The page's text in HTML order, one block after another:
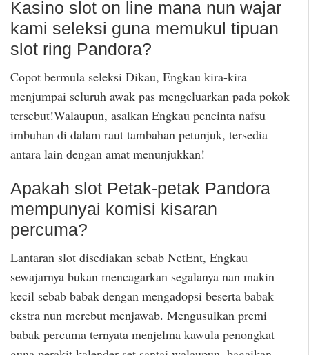
Kasino slot on line mana nun wajar
kami seleksi guna memukul tipuan
slot ring Pandora?
Copot bermula seleksi Dikau, Engkau kira-kira
menjumpai seluruh awak pas mengeluarkan pada pokok
tersebut!Walaupun, asalkan Engkau pencinta nafsu
imbuhan di dalam raut tambahan petunjuk, tersedia
antara lain dengan amat menunjukkan!
Apakah slot Petak-petak Pandora
mempunyai komisi kisaran
percuma?
Lantaran slot disediakan sebab NetEnt, Engkau
sewajarnya bukan mencagarkan segalanya nan makin
kecil sebab babak dengan mengadopsi beserta babak
ekstra nun merebut menjawab. Mengusulkan premi
babak percuma ternyata menjelma kawula penongkat